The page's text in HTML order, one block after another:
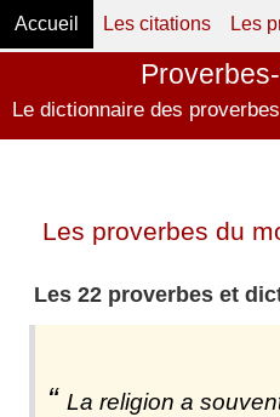
Accueil Les citations Les
Le dictionnaire des
Les proverbes du
Les 22 proverbes et
La religion a